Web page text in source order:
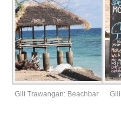
Gili Trawangan: Beachbar